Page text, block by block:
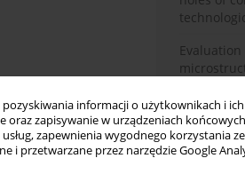
informacji o użytkownikach i ich
zapisywanie w urządzeniach
zapewnienia wygodnego korzystania
i przetwarzane przez narzędzie Google
of
6061-T6
Dynamics
Surfaces